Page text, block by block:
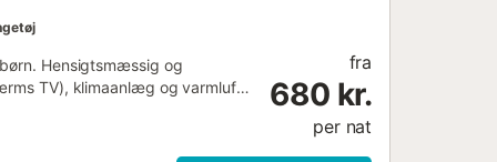
Hensigtsmæssig og
TV), klimaanlæg og varmluft
kogeplader, Brødrister,
fra
680 kr.
per nat